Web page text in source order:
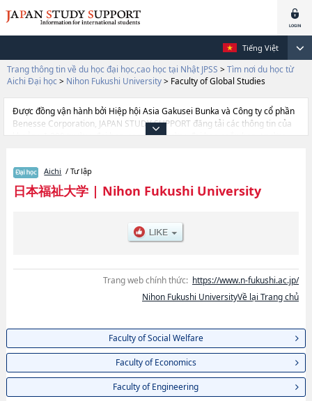
Tiếng Việt
Trang thông tin về du học đại học,cao học tại Nhật JPSS > Tìm nơi du học từ
Aichi Đại học > Nihon Fukushi University> Faculty of Global Studies
Được đồng vận hành bởi Hiệp hội Asia Gakusei Bunka và Công ty cổ phần
Benesse Corporation, JAPAN STUDY SUPPORT đăng tải các thông tin của
khoảng 1.300 trường đại học, cao học, trường đại học ngắn hạn, trường
tin cần thiết dành cho du học sinh, như là về các Ngành Faculty of Social
WelfarehoặcNgành Faculty of EconomicshoặcNgành Faculty of
EngineeringhoặcNgành Faculty of Global StudieshoặcNgành Faculty of
SciencehoặcNgành Faculty of Health ScienceshoặcNgành Faculty of Policy
Studies (Opening in April 2027), thông tin về từng ngành học, thông tin liên
Aichi / Tư lập
日本福祉大学| Nihon Fukushi University
Trang web chính thức: https://www.n-fukushi.ac.jp/
Nihon Fukushi UniversityVề lại Trang chủ
Faculty of Social Welfare
Faculty of Economics
Faculty of Engineering